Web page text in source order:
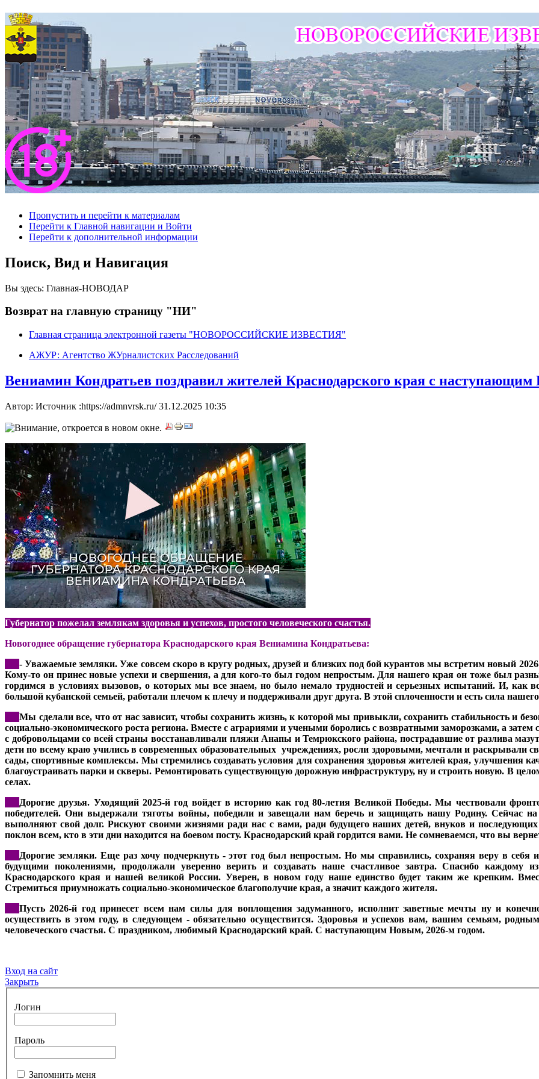
Пропустить и перейти к материалам
Перейти к Главной навигации и Войти
Перейти к дополнительной информации
Поиск, Вид и Навигация
Вы здесь: Главная-НОВОДАР
Возврат на главную страницу "НИ"
Главная страница электронной газеты "НОВОРОССИЙСКИЕ ИЗВЕСТИЯ"
АЖУР: Агентство ЖУрналистских Расследований
Вениамин Кондратьев поздравил жителей Краснодарского края с
Автор: Источник :https://admnvrsk.ru/31.12.2025 10:35
Губернатор пожелал землякам здоровья и успехов, простого человеческого счастья.
Новогоднее обращение губернатора Краснодарского края Вениамина Кондратьева:
- Уважаемые земляки. Уже совсем скоро в кругу родных, друзей и близких под бой курантов мы встретим новый
Кому-то он принес новые успехи и свершения, а для кого-то был годом непростым. Для нашего края он тоже был
гордимся в условиях вызовов, о которых мы все знаем, но было немало трудностей и серьезных испытаний. И, как
большой кубанской семьей, работали плечом к плечу и поддерживали друг друга. В этой сплоченности и есть сила
Мы сделали все, что от нас зависит, чтобы сохранить жизнь, к которой мы привыкли, сохранить стабильность и
социально-экономического роста региона. Вместе с аграриями и учеными боролись с возвратными заморозками, а
с добровольцами со всей страны восстанавливали пляжи Анапы и Темрюкского района, пострадавшие от разлива
дети по всему краю учились в современных образовательных учреждениях, росли здоровыми, мечтали и раскрывали
сады, спортивные комплексы. Мы стремились создавать условия для сохранения здоровья жителей края, улучшения
благоустраивать парки и скверы. Ремонтировать существующую дорожную инфраструктуру, ну и строить новую. В
селах.
Дорогие друзья. Уходящий 2025-й год войдет в историю как год 80-летия Великой Победы. Мы чествовали
победителей. Они выдержали тяготы войны, победили и завещали нам беречь и защищать нашу Родину. Сейчас
выполняют свой долг. Рискуют своими жизнями ради нас с вами, ради будущего наших детей, внуков и
поклон всем, кто в эти дни находится на боевом посту. Краснодарский край гордится вами. Не сомневаемся, что вы
Дорогие земляки. Еще раз хочу подчеркнуть - этот год был непростым. Но мы справились, сохраняя веру в себя
будущими поколениями, продолжали уверенно верить и создавать наше счастливое завтра. Спасибо каждому
Краснодарского края и нашей великой России. Уверен, в новом году наше единство будет таким же крепким.
Стремиться приумножать социально-экономическое благополучие края, а значит каждого жителя.
Пусть 2026-й год принесет всем нам силы для воплощения задуманного, исполнит заветные мечты ну и
осуществить в этом году, в следующем - обязательно осуществится. Здоровья и успехов вам, вашим семьям,
человеческого счастья. С праздником, любимый Краснодарский край. С наступающим Новым, 2026-м годом.
Вход на сайт
Закрыть
Логин
Пароль
Запомнить меня